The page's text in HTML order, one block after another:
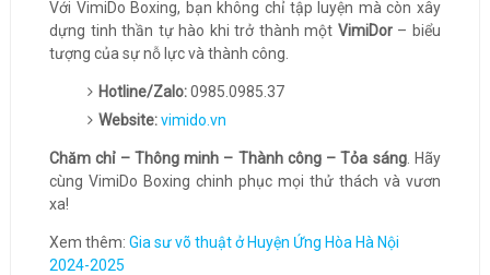
Với VimiDo Boxing, bạn không chỉ tập luyện mà còn xây
dựng tinh thần tự hào khi trở thành một VimiDor– biểu
tượng của sự nỗ lực và thành công.
Hotline/Zalo:0985.0985.37
Website:vimido.vn
Chăm chỉ – Thông minh – Thành công – Tỏa sáng. Hãy
cùng VimiDo Boxing chinh phục mọi thử thách và vươn
xa!
Xem thêm: Gia sư võ thuật ở Huyện Ứng Hòa Hà Nội
2024-2025